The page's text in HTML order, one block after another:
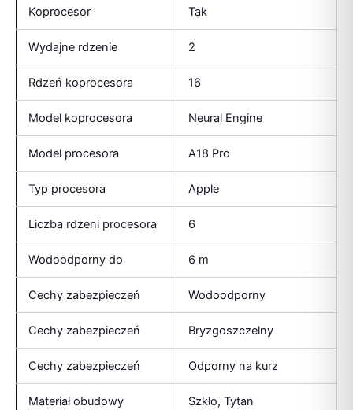
Koprocesor Tak
Wydajne rdzenie 2
Rdzeń koprocesora 16
Model koprocesora Neural Engine
Model procesora A18 Pro
Typ procesora Apple
Liczba rdzeni procesora 6
Wodoodporny do 6 m
Cechy zabezpieczeń Wodoodporny
Cechy zabezpieczeń Bryzgoszczelny
Cechy zabezpieczeń Odporny na kurz
Materiał obudowy Szkło, Tytan